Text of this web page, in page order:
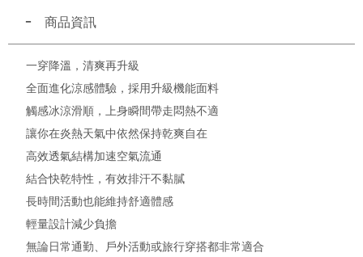
商品資訊
一穿降溫，清爽再升級
全面進化涼感體驗，採用升級機能面料
觸感冰涼滑順，上身瞬間帶走悶熱不適
讓你在炎熱天氣中依然保持乾爽自在
高效透氣結構加速空氣流通
結合快乾特性，有效排汗不黏膩
長時間活動也能維持舒適體感
輕量設計減少負擔
無論日常通勤、戶外活動或旅行穿搭都非常適合